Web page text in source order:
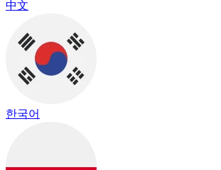
中文
한국어